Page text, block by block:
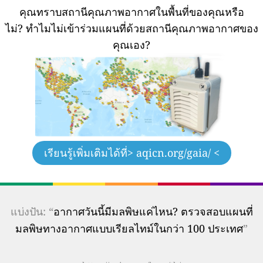
คุณทราบสถานีคุณภาพอากาศในพื้นที่ของคุณหรือ
ไม่? ทำไมไม่เข้าร่วมแผนที่ด้วยสถานีคุณภาพอากาศของ
คุณเอง?
เรียนรู้เพิ่มเติมได้ที่> aqicn.org/gaia/ <
แบ่งปัน: “อากาศวันนี้มีมลพิษแค่ไหน? ตรวจสอบแผนที่
มลพิษทางอากาศแบบเรียลไทม์ในกว่า 100 ประเทศ”